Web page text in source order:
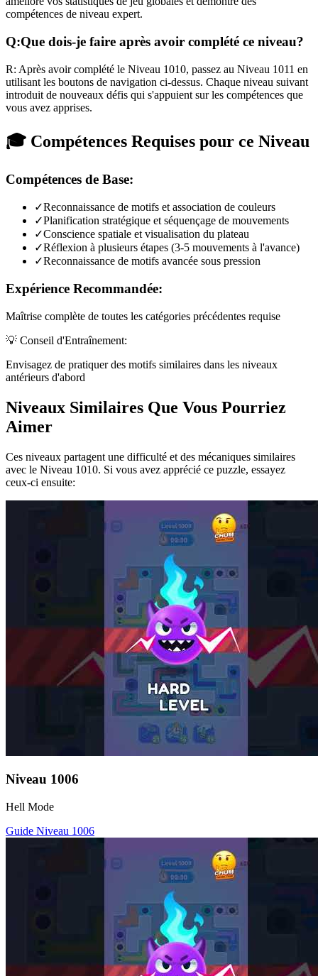
compétences de niveau expert.
Q:Que dois-je faire après avoir complété ce niveau?
R: Après avoir complété le Niveau 1010, passez au Niveau 1011 en
utilisant les boutons de navigation ci-dessus. Chaque niveau suivant
introduit de nouveaux défis qui s'appuient sur les compétences que
vous avez apprises.
🎓 Compétences Requises pour ce Niveau
Compétences de Base:
✓Reconnaissance de motifs et association de couleurs
✓Planification stratégique et séquençage de mouvements
✓Conscience spatiale et visualisation du plateau
✓Réflexion à plusieurs étapes (3-5 mouvements à l'avance)
✓Reconnaissance de motifs avancée sous pression
Expérience Recommandée:
Maîtrise complète de toutes les catégories précédentes requise
💡 Conseil d'Entraînement:
Envisagez de pratiquer des motifs similaires dans les niveaux
antérieurs d'abord
Niveaux Similaires Que Vous Pourriez
Aimer
Ces niveaux partagent une difficulté et des mécaniques similaires
avec le Niveau 1010. Si vous avez apprécié ce puzzle, essayez
ceux-ci ensuite:
Niveau 1006
Hell Mode
Guide Niveau 1006